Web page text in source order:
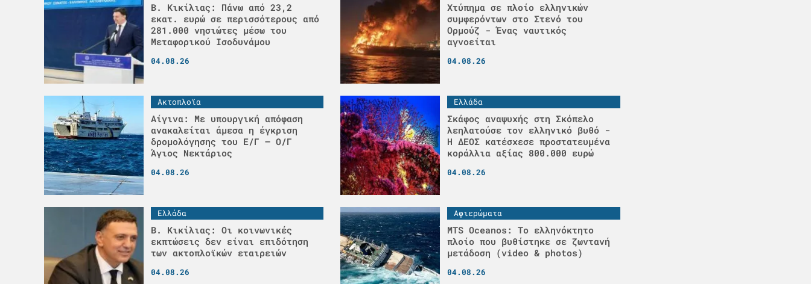
Β. Κικίλιας: Πάνω από 23,2
εκατ. ευρώ σε περισσότερους από
281.000 νησιώτες μέσω του
Μεταφορικού Ισοδυνάμου
04.08.26
Χτύπημα σε πλοίο ελληνικών
συμφερόντων στο Στενό του
Ορμούζ - Ένας ναυτικός
αγνοείται
04.08.26
Ακτοπλοϊα
Αίγινα: Με υπουργική απόφαση
ανακαλείται άμεσα η έγκριση
δρομολόγησης του Ε/Γ – Ο/Γ
Άγιος Νεκτάριος
04.08.26
Ελλάδα
Σκάφος αναψυχής στη Σκόπελο
λεηλατούσε τον ελληνικό βυθό -
H ΔΕΟΣ κατέσχεσε προστατευμένα
κοράλλια αξίας 800.000 ευρώ
04.08.26
Ελλάδα
Β. Κικίλιας: Οι κοινωνικές
εκπτώσεις δεν είναι επιδότηση
των ακτοπλοϊκών εταιρειών
04.08.26
Αφιερώματα
MTS Oceanos: Το ελληνόκτητο
πλοίο που βυθίστηκε σε ζωντανή
μετάδοση (video & photos)
04.08.26